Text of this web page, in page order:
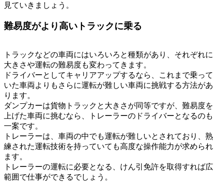
見ていきましょう。
難易度がより高いトラックに乗る
トラックなどの車両にはいろいろと種類があり、それぞれに
大きさや運転の難易度も変わってきます。
ドライバーとしてキャリアアップするなら、これまで乗って
いた車両よりもさらに運転が難しい車両に挑戦する方法があ
ります。
ダンプカーは貨物トラックと大きさが同等ですが、難易度を
上げた車両に挑むなら、トレーラーのドライバーとなるのも
一案です。
トレーラーは、車両の中でも運転が難しいとされており、熟
練された運転技術を持っていても高度な操作能力が求められ
ます。
トレーラーの運転に必要となる、けん引免許を取得すれば広
範囲で仕事ができるでしょう。